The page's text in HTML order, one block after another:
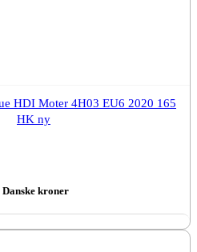
HDI Moter 4H03 EU6 2020 165
HK ny
Danske kroner